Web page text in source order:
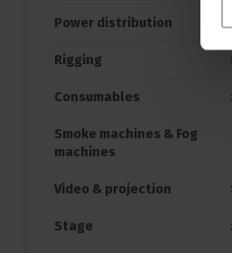
Power distribution
Rigging
Consumables
Smoke machines & Fog
machines
Video & projection
Stage